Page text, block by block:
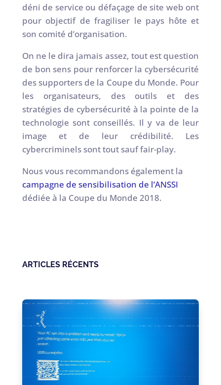
déni de service ou défaçage de site web ont
pour objectif de fragiliser le pays hôte et
son comité d’organisation.
On ne le dira jamais assez, tout est question
de bon sens pour renforcer la cybersécurité
des supporters de la Coupe du Monde. Pour
les organisateurs, des outils et des
stratégies de cybersécurité à la pointe de la
technologie sont conseillés. Il y va de leur
image et de leur crédibilité. Les
cybercriminels sont tout sauf fair-play.
Nous vous recommandons également la
campagne de sensibilisation de l’ANSSI
dédiée à la Coupe du Monde 2018.
ARTICLES RÉCENTS